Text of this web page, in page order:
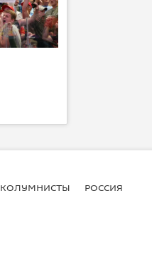
КОЛУМНИСТЫ РОССИЯ